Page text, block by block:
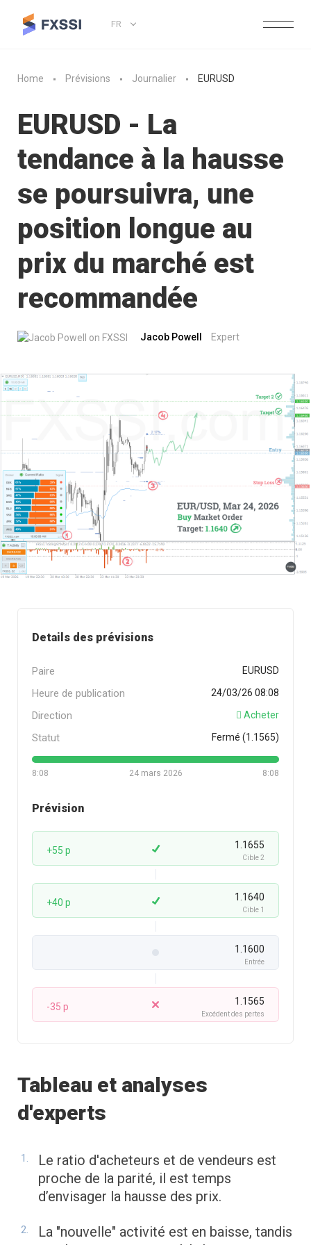
FR
Home Prévisions Journalier EURUSD
EURUSD - La
tendance à la hausse
se poursuivra, une
position longue au
prix du marché est
recommandée
Jacob Powell Expert
Details des prévisions
Paire EURUSD
Heure de publication 24/03/26 08:08
Direction Acheter
Statut Fermé (1.1565)
8:08 8:08
24 mars 2026
Prévision
+55 p 1.1655
Cible 2
+40 p 1.1640
Cible 1
1.1600
Entrée
-35 p 1.1565
Excédent des pertes
Tableau et analyses
d'experts
Le ratio d'acheteurs et de vendeurs est
proche de la parité, il est temps
d’envisager la hausse des prix.
La "nouvelle" activité est en baisse, tandis